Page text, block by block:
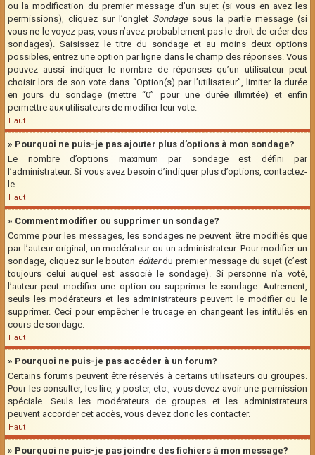
ou la modification du premier message d’un sujet (si vous en avez les
permissions), cliquez sur l’onglet Sondagesous la partie message (si
vous ne le voyez pas, vous n’avez probablement pas le droit de créer des
sondages). Saisissez le titre du sondage et au moins deux options
possibles, entrez une option par ligne dans le champ des réponses. Vous
pouvez aussi indiquer le nombre de réponses qu’un utilisateur peut
choisir lors de son vote dans “Option(s) par l’utilisateur”, limiter la durée
en jours du sondage (mettre “0” pour une durée illimitée) et enfin
permettre aux utilisateurs de modifier leur vote.
Haut
» Pourquoi ne puis-je pas ajouter plus d’options à mon sondage?
Le nombre d’options maximum par sondage est défini par
l’administrateur. Si vous avez besoin d’indiquer plus d’options, contactez-
le.
Haut
» Comment modifier ou supprimer un sondage?
Comme pour les messages, les sondages ne peuvent être modifiés que
par l’auteur original, un modérateur ou un administrateur. Pour modifier un
sondage, cliquez sur le bouton éditerdu premier message du sujet (c’est
toujours celui auquel est associé le sondage). Si personne n’a voté,
l’auteur peut modifier une option ou supprimer le sondage. Autrement,
seuls les modérateurs et les administrateurs peuvent le modifier ou le
supprimer. Ceci pour empêcher le trucage en changeant les intitulés en
cours de sondage.
Haut
» Pourquoi ne puis-je pas accéder à un forum?
Certains forums peuvent être réservés à certains utilisateurs ou groupes.
Pour les consulter, les lire, y poster, etc., vous devez avoir une permission
spéciale. Seuls les modérateurs de groupes et les administrateurs
peuvent accorder cet accès, vous devez donc les contacter.
Haut
» Pourquoi ne puis-je pas joindre des fichiers à mon message?